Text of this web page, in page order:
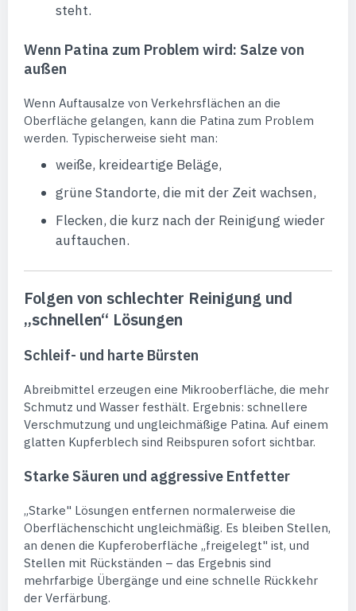
steht.
Wenn Patina zum Problem wird: Salze von
außen
Wenn Auftausalze von Verkehrsflächen an die
Oberfläche gelangen, kann die Patina zum Problem
werden. Typischerweise sieht man:
weiße, kreideartige Beläge,
grüne Standorte, die mit der Zeit wachsen,
Flecken, die kurz nach der Reinigung wieder
auftauchen.
Folgen von schlechter Reinigung und
„schnellen“ Lösungen
Schleif- und harte Bürsten
Abreibmittel erzeugen eine Mikrooberfläche, die mehr
Schmutz und Wasser festhält. Ergebnis: schnellere
Verschmutzung und ungleichmäßige Patina. Auf einem
glatten Kupferblech sind Reibspuren sofort sichtbar.
Starke Säuren und aggressive Entfetter
„Starke" Lösungen entfernen normalerweise die
Oberflächenschicht ungleichmäßig. Es bleiben Stellen,
an denen die Kupferoberfläche „freigelegt" ist, und
Stellen mit Rückständen – das Ergebnis sind
mehrfarbige Übergänge und eine schnelle Rückkehr
der Verfärbung.